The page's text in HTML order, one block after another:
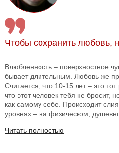
Чтобы сохранить любовь,
Влюбленность – поверхностное
бывает длительным. Любовь же
Считается, что 10-15 лет – это
что этот человек тебя не бросит,
как самому себе. Происходит
уровнях – на физическом,
Читать полностью